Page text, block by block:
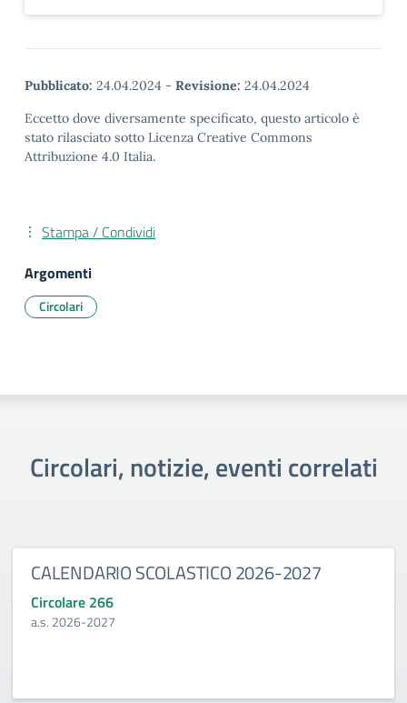
Pubblicato: 24.04.2024 - Revisione: 24.04.2024
Eccetto dove diversamente specificato, questo articolo è
stato rilasciato sotto Licenza Creative Commons
Attribuzione 4.0 Italia.
Stampa / Condividi
Argomenti
Circolari
Circolari, notizie, eventi correlati
CALENDARIO SCOLASTICO 2026-2027
Circolare 266
a.s. 2026-2027